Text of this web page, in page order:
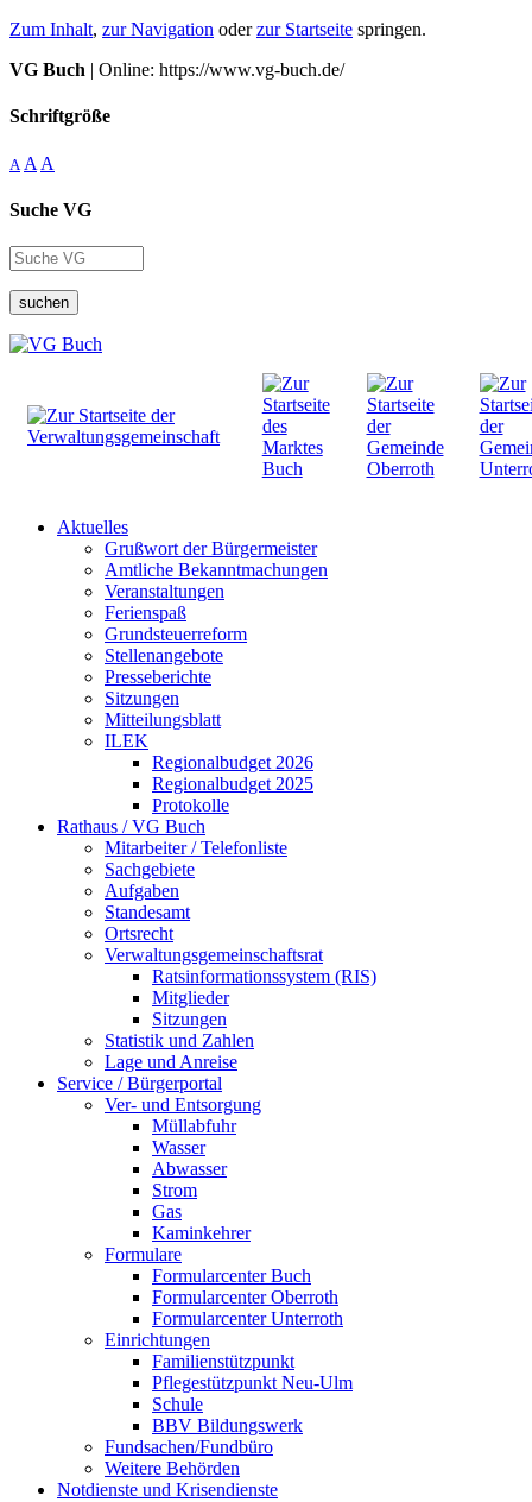
Zum Inhalt, zur Navigation oderzur Startseite springen.
VG Buch | Online: https://www.vg-buch.de/
Schriftgröße
A A A
Suche VG
suchen
Aktuelles
Grußwort der Bürgermeister
Amtliche Bekanntmachungen
Veranstaltungen
Ferienspaß
Grundsteuerreform
Stellenangebote
Presseberichte
Sitzungen
Mitteilungsblatt
ILEK
Regionalbudget 2026
Regionalbudget 2025
Protokolle
Rathaus / VG Buch
Mitarbeiter / Telefonliste
Sachgebiete
Aufgaben
Standesamt
Ortsrecht
Verwaltungsgemeinschaftsrat
Ratsinformationssystem (RIS)
Mitglieder
Sitzungen
Statistik und Zahlen
Lage und Anreise
Service / Bürgerportal
Ver- und Entsorgung
Müllabfuhr
Wasser
Abwasser
Strom
Gas
Kaminkehrer
Formulare
Formularcenter Buch
Formularcenter Oberroth
Formularcenter Unterroth
Einrichtungen
Familienstützpunkt
Pflegestützpunkt Neu-Ulm
Schule
BBV Bildungswerk
Fundsachen/Fundbüro
Weitere Behörden
Notdienste und Krisendienste